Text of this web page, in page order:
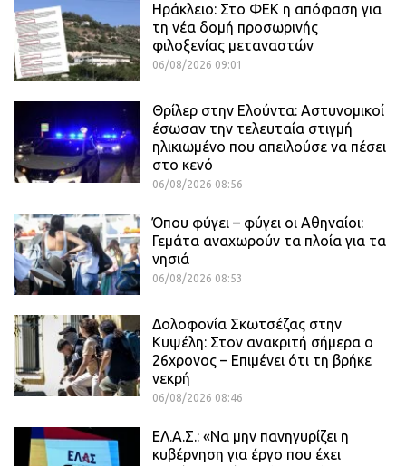
Ηράκλειο: Στο ΦΕΚ η απόφαση για
τη νέα δομή προσωρινής
φιλοξενίας μεταναστών
06/08/2026 09:01
Θρίλερ στην Ελούντα: Αστυνομικοί
έσωσαν την τελευταία στιγμή
ηλικιωμένο που απειλούσε να πέσει
στο κενό
06/08/2026 08:56
Όπου φύγει – φύγει οι Αθηναίοι:
Γεμάτα αναχωρούν τα πλοία για τα
νησιά
06/08/2026 08:53
Δολοφονία Σκωτσέζας στην
Κυψέλη: Στον ανακριτή σήμερα ο
26χρονος – Επιμένει ότι τη βρήκε
νεκρή
06/08/2026 08:46
ΕΛ.Α.Σ.: «Να μην πανηγυρίζει η
κυβέρνηση για έργο που έχει